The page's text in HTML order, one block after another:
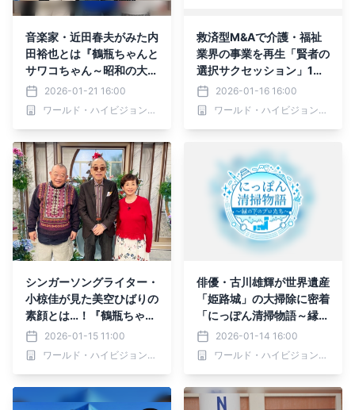
音楽家・近田春夫がみた内
田裕也とは『鶴瓶ちゃんと
サワコちゃん～昭和の大先
輩とおかしな２人～』第5
9回ゲスト：近田春夫 1
月26日（月）よる9時00
送
2026-01-21 16:00
ワールド・ハイビジョン・チャンネル株式会社
救済型M&Aで介護・福祉
業界の事業を再生「賢者の
選択サクセッション」1月1
7日（土）あさ6時30分～
BS12 トゥエルビで放送
2026-01-16 16:00
ワールド・ハイビジョン・チャンネル株式会社
シンガーソングライター・
小椋佳が見た美空ひばりの
素顔とは…！『鶴瓶ちゃん
とサワコちゃん～昭和の大
先輩とおかしな２人～』第
58回ゲスト：小椋佳 1月1
BS12 トゥエルビで放送
2026-01-15 11:00
ワールド・ハイビジョン・チャンネル株式会社
俳優・古川雄輝が世界遺産
「姫路城」の大掃除に密着
「にっぽん清掃物語～縁の
下のプロたち～」1月15日
（木）よる8時～ BS12 ト
ゥエルビで全国無料放送
2026-01-14 16:00
ワールド・ハイビジョン・チャンネル株式会社